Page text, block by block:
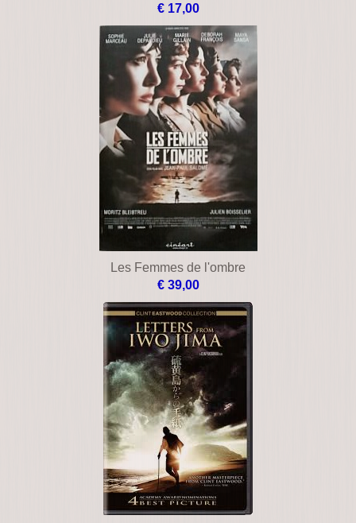
€ 17,00
Les Femmes de l'ombre
€ 39,00